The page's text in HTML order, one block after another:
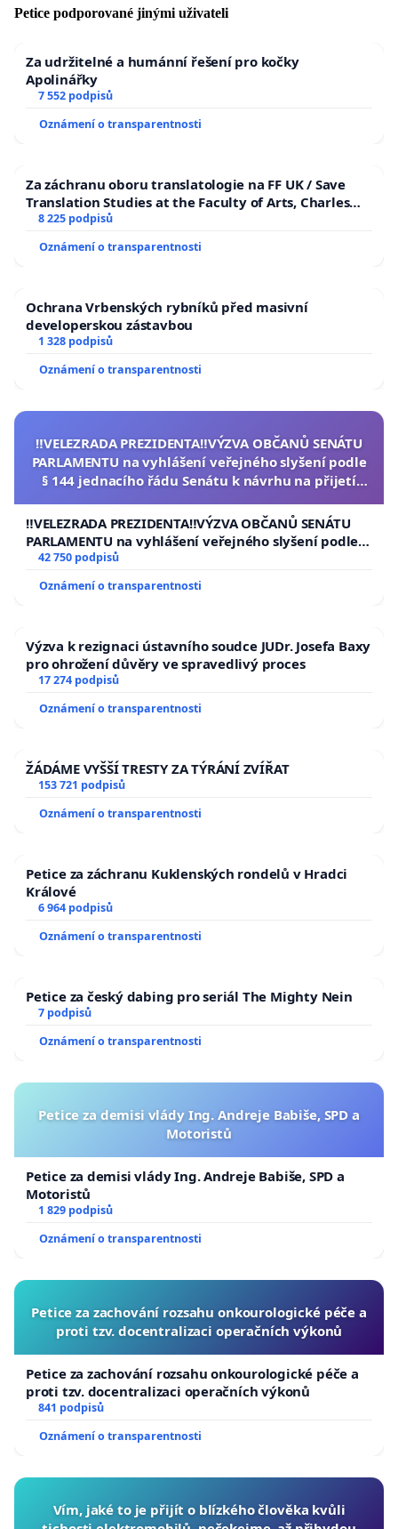
Petice podporované jinými uživateli
Za udržitelné a humánní řešení pro kočky
Apolinářky
7 552 podpisů
Oznámení o transparentnosti
Za záchranu oboru translatologie na FF UK / Save
Translation Studies at the Faculty of Arts, Charles
University
8 225 podpisů
Oznámení o transparentnosti
Ochrana Vrbenských rybníků před masivní
developerskou zástavbou
1 328 podpisů
Oznámení o transparentnosti
‼️VELEZRADA PREZIDENTA‼️VÝZVA OBČANŮ SENÁTU
PARLAMENTU na vyhlášení veřejného slyšení podle
§ 144 jednacího řádu Senátu k návrhu na přijetí
republiky
‼️VELEZRADA PREZIDENTA‼️VÝZVA OBČANŮ SENÁTU
PARLAMENTU na vyhlášení veřejného slyšení podle §
144 jednacího řádu Senátu k návrhu na přijetí
republiky
42 750 podpisů
Oznámení o transparentnosti
Výzva k rezignaci ústavního soudce JUDr. Josefa Baxy
pro ohrožení důvěry ve spravedlivý proces
17 274 podpisů
Oznámení o transparentnosti
ŽÁDÁME VYŠŠÍ TRESTY ZA TÝRÁNÍ ZVÍŘAT
153 721 podpisů
Oznámení o transparentnosti
Petice za záchranu Kuklenských rondelů v Hradci
Králové
6 964 podpisů
Oznámení o transparentnosti
Petice za český dabing pro seriál The Mighty Nein
7 podpisů
Oznámení o transparentnosti
Petice za demisi vlády Ing. Andreje Babiše, SPD a
Motoristů
Petice za demisi vlády Ing. Andreje Babiše, SPD a
Motoristů
1 829 podpisů
Oznámení o transparentnosti
Petice za zachování rozsahu onkourologické péče a
proti tzv. docentralizaci operačních výkonů
Petice za zachování rozsahu onkourologické péče a
proti tzv. docentralizaci operačních výkonů
841 podpisů
Oznámení o transparentnosti
Vím, jaké to je přijít o blízkého člověka kvůli